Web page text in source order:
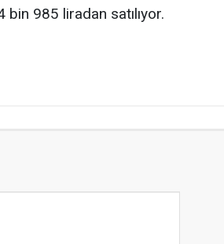
bin 985 liradan satılıyor.